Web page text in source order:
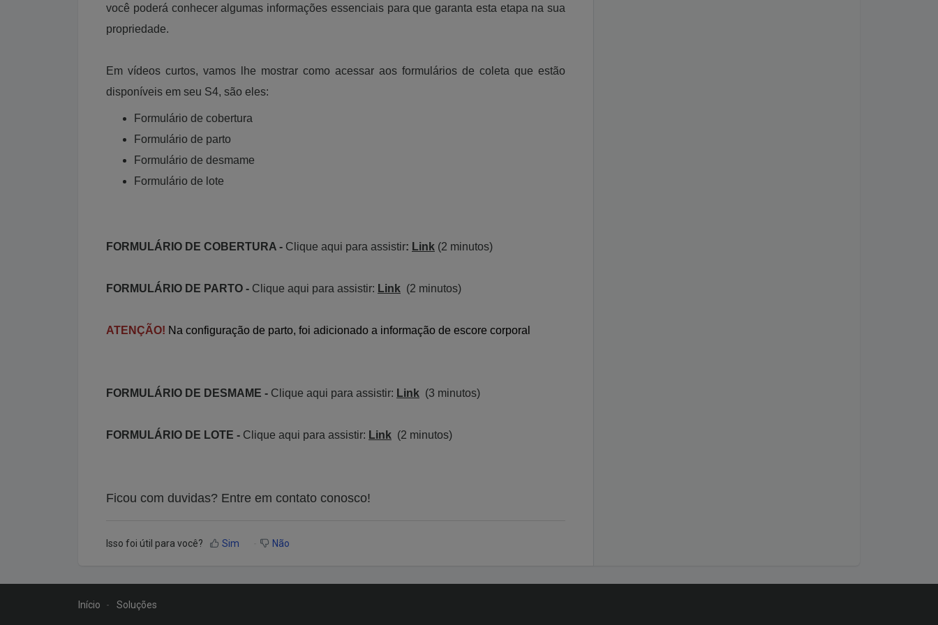
você poderá conhecer algumas informações essenciais para que garanta esta etapa na sua
propriedade.
Em vídeos curtos, vamos lhe mostrar como acessar aos formulários de coleta que estão
disponíveis em seu S4, são eles:
Formulário de cobertura
Formulário de parto
Formulário de desmame
Formulário de lote
FORMULÁRIO DE COBERTURA - Clique aqui para assistir: Link (2 minutos)
FORMULÁRIO DE PARTO - Clique aqui para assistir: Link (2 minutos)
ATENÇÃO! Na configuração de parto, foi adicionado a informação de escore corporal
FORMULÁRIO DE DESMAME - Clique aqui para assistir: Link (3 minutos)
FORMULÁRIO DE LOTE - Clique aqui para assistir: Link (2 minutos)
Ficou com duvidas? Entre em contato conosco!
Isso foi útil para você? Sim Não
Início Soluções